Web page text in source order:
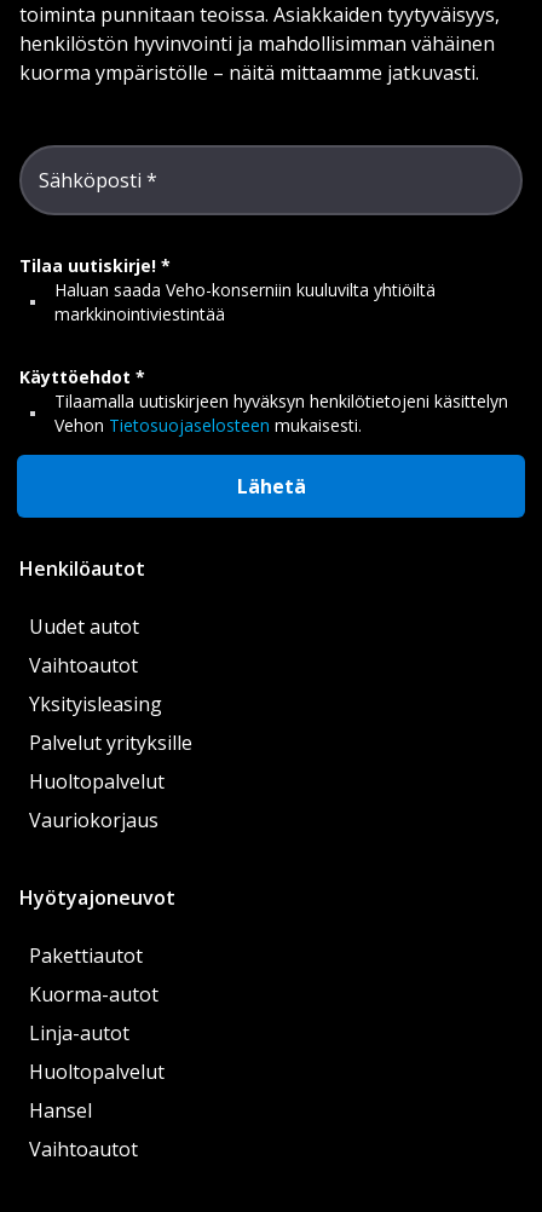
toiminta punnitaan teoissa. Asiakkaiden tyytyväisyys,
henkilöstön hyvinvointi ja mahdollisimman vähäinen
kuorma ympäristölle – näitä mittaamme jatkuvasti.
Sähköposti
Tilaa uutiskirje!
Haluan saada Veho-konserniin kuuluvilta yhtiöiltä
markkinointiviestintää
Käyttöehdot
Tilaamalla uutiskirjeen hyväksyn henkilötietojeni käsittelyn
Vehon Tietosuojaselosteen mukaisesti.
Lähetä
Henkilöautot
Uudet autot
Vaihtoautot
Yksityisleasing
Palvelut yrityksille
Huoltopalvelut
Vauriokorjaus
Hyötyajoneuvot
Pakettiautot
Kuorma-autot
Linja-autot
Huoltopalvelut
Hansel
Vaihtoautot